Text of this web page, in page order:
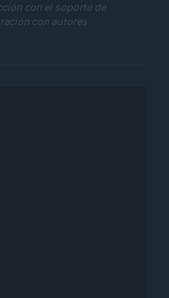
con el soporte de
con autores